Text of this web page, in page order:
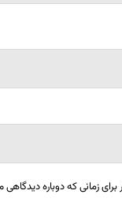
زمانی که دوباره